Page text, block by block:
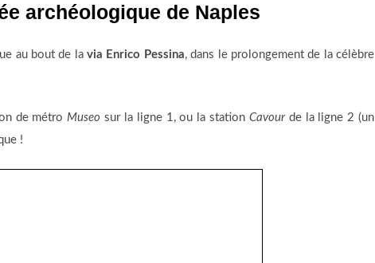
archéologique de Naples
au bout de lavia Enrico Pessina, dans le prolongement de la célèbre
de métro Museo sur la ligne 1, ou la station Cavourde la ligne 2 (un
!